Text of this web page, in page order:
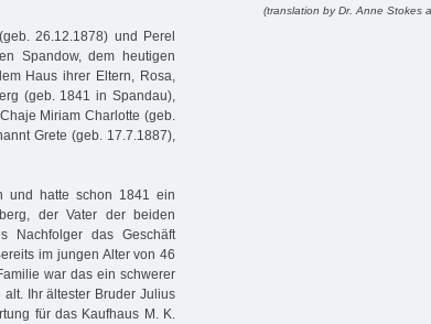
(translation by Dr. Anne Stokes
26.12.1878) und Perel
Spandow, dem heutigen
Haus ihrer Eltern, Rosa,
(geb. 1841 in Spandau),
Miriam Charlotte (geb.
Grete (geb. 17.7.1887),
und hatte schon 1841 ein
der Vater der beiden
Nachfolger das Geschäft
im jungen Alter von 46
war das ein schwerer
Ihr ältester Bruder Julius
für das Kaufhaus M. K.